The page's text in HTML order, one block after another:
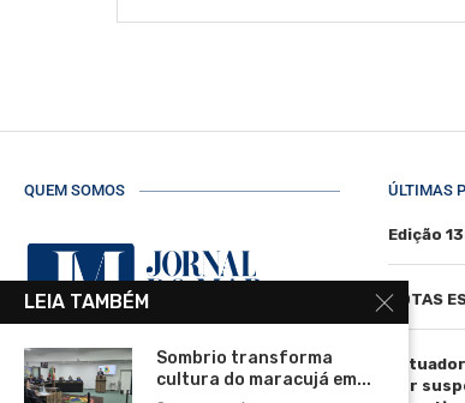
QUEM SOMOS
R. Manoel de Matos Pereira, 40 -
ÚLTIMAS
Edição
NOTAS
por
LEIA TAMBÉM
Sombrio transforma
cultura do maracujá em...